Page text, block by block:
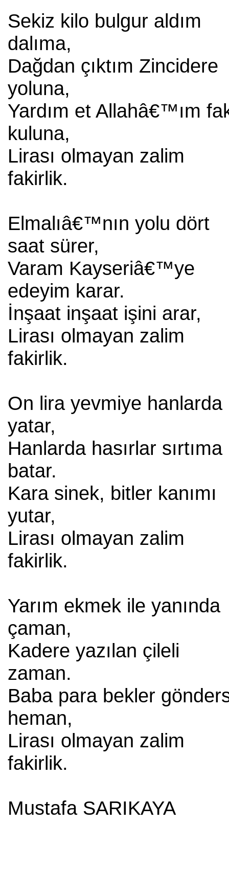
Sekiz kilo bulgur aldım
dalıma,
Dağdan çıktım Zincidere
yoluna,
Yardım et Allahâ€™ım
kuluna,
Lirası olmayan zalim
fakirlik.
Elmalıâ€™nın yolu dört
saat sürer,
Varam Kayseriâ€™ye
edeyim karar.
İnşaat inşaat işini arar,
Lirası olmayan zalim
fakirlik.
On lira yevmiye hanlarda
yatar,
Hanlarda hasırlar sırtıma
batar.
Kara sinek, bitler kanımı
yutar,
Lirası olmayan zalim
fakirlik.
Yarım ekmek ile yanında
çaman,
Kadere yazılan çileli
zaman.
Baba para bekler
heman,
Lirası olmayan zalim
fakirlik.
Mustafa SARIKAYA